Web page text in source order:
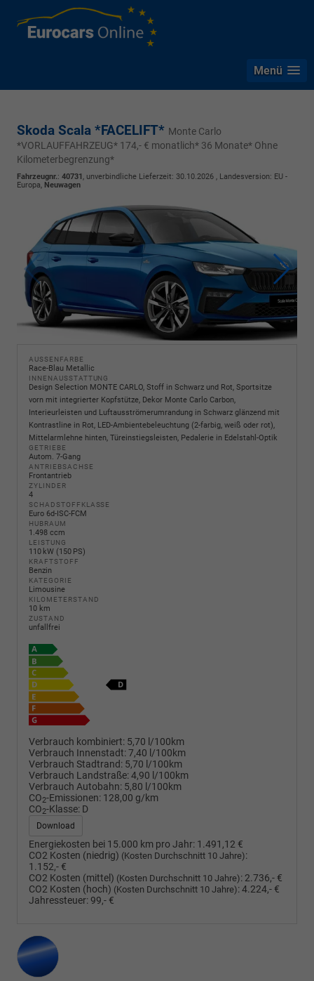
Menü
Skoda Scala *FACELIFT* Monte Carlo
*VORLAUFFAHRZEUG* 174,- € monatlich* 36 Monate* Ohne
Kilometerbegrenzung*
Fahrzeugnr.: 40731 , unverbindliche Lieferzeit: 30.10.2026 , Landesversion: EU -
Europa, Neuwagen
AUSSENFARBE
Race-Blau Metallic
INNENAUSSTATTUNG
Design Selection MONTE CARLO, Stoff in Schwarz und Rot, Sportsitze
vorn mit integrierter Kopfstütze, Dekor Monte Carlo Carbon,
Interieurleisten und Luftausströmerumrandung in Schwarz glänzend mit
Kontrastline in Rot, LED-Ambientebeleuchtung (2-farbig, weiß oder rot),
Mittelarmlehne hinten, Türeinstiegsleisten, Pedalerie in Edelstahl-Optik
GETRIEBE
Autom. 7-Gang
ANTRIEBSACHSE
Frontantrieb
ZYLINDER
4
SCHADSTOFFKLASSE
Euro 6d-ISC-FCM
HUBRAUM
1.498 ccm
LEISTUNG
110 kW (150 PS)
KRAFTSTOFF
Benzin
KATEGORIE
Limousine
KILOMETERSTAND
10 km
ZUSTAND
unfallfrei
Verbrauch kombiniert: 5,70 l/100km
Verbrauch Innenstadt:7,40 l/100km
Verbrauch Stadtrand: 5,70 l/100km
Verbrauch Landstraße:4,90 l/100km
Verbrauch Autobahn: 5,80 l/100km
CO2-Emissionen: 128,00 g/km
CO2-Klasse: D
Download
Energiekosten bei 15.000 km pro Jahr: 1.491,12 €
CO2 Kosten (niedrig) (Kosten Durchschnitt 10 Jahre):
1.152,- €
CO2 Kosten (mittel) (Kosten Durchschnitt 10 Jahre): 2.736,- €
CO2 Kosten (hoch) (Kosten Durchschnitt 10 Jahre):4.224,- €
Jahressteuer: 99,- €